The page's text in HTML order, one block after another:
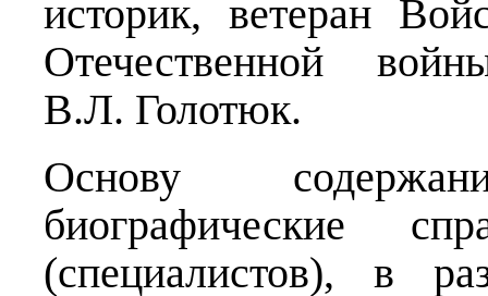
историк, ветеран
Отечественной
В.Л. Голотюк.
Основу
биографические
(специалистов), в